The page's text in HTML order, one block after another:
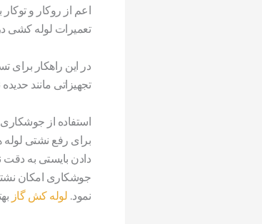
اعم از روکار و
تعمیرات لوله کشی
در این راهکار برای
تجهیزاتی مانند
استفاده از
برای رفع نشتی
دادن بایستی به
جوشکاری امکان
نمود. لوله کش گاز